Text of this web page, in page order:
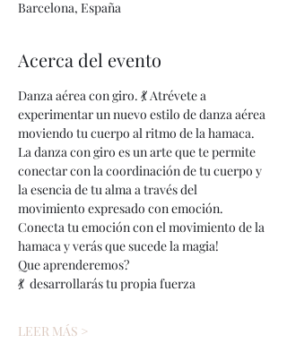
Barcelona, España
Acerca del evento
Danza aérea con giro. 💃 Atrévete a
experimentar un nuevo estilo de danza aérea
moviendo tu cuerpo al ritmo de la hamaca.
La danza con giro es un arte que te permite
conectar con la coordinación de tu cuerpo y
la esencia de tu alma a través del
movimiento expresado con emoción.
Conecta tu emoción con el movimiento de la
hamaca y verás que sucede la magia!
Que aprenderemos?
💃  desarrollarás tu propia fuerza
LEER MÁS >